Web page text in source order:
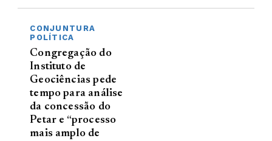
CONJUNTURA
POLÍTICA
Congregação do
Instituto de
Geociências pede
tempo para análise
da concessão do
Petar e “processo
mais amplo de